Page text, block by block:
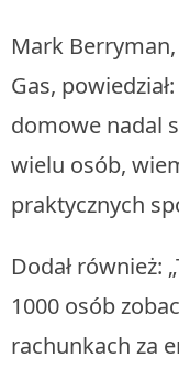
Mark
Gas,
domowe nadal
wielu osób,
praktycznych
Dodał również:
1000 osób
rachunkach za